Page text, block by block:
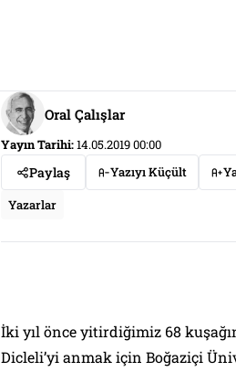
Oral Çalışlar
Yayın Tarihi:14.05.2019 00:00
Paylaş Yazıyı Küçült
Yazarlar
İki yıl önce yitirdiğimiz 68
Dicleli’yi anmak için Boğaziçi